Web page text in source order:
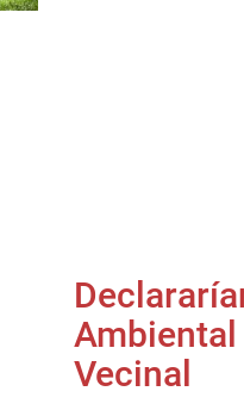
Ambiental
Vecinal